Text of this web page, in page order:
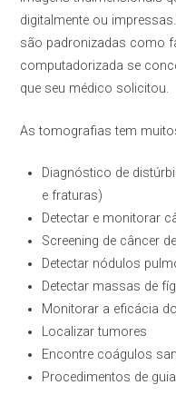
digitalmente ou
são padronizadas como
computadorizada se
que seu médico solicitou.
As tomografias tem
Diagnóstico de
e fraturas)
Detectar e monitorar
Screening de câncer
Detectar nódulos
Detectar massas de
Monitorar a eficácia
Localizar tumores
Encontre coágulos
Procedimentos de